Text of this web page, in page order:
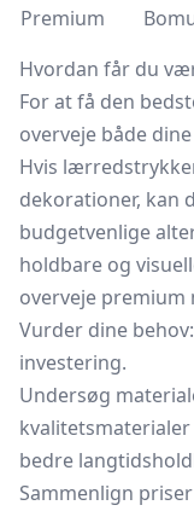
Premium
Hvordan får du
For at få den
overveje både
Hvis
dekorationer, kan
budgetvenlige
holdbare og
overveje premium
Vurder dine
investering.
Undersøg
bedre
Sammenlign